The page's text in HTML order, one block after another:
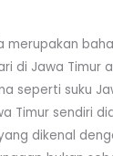
merupakan
di Jawa Timur
seperti suku
Timur sendiri
dikenal